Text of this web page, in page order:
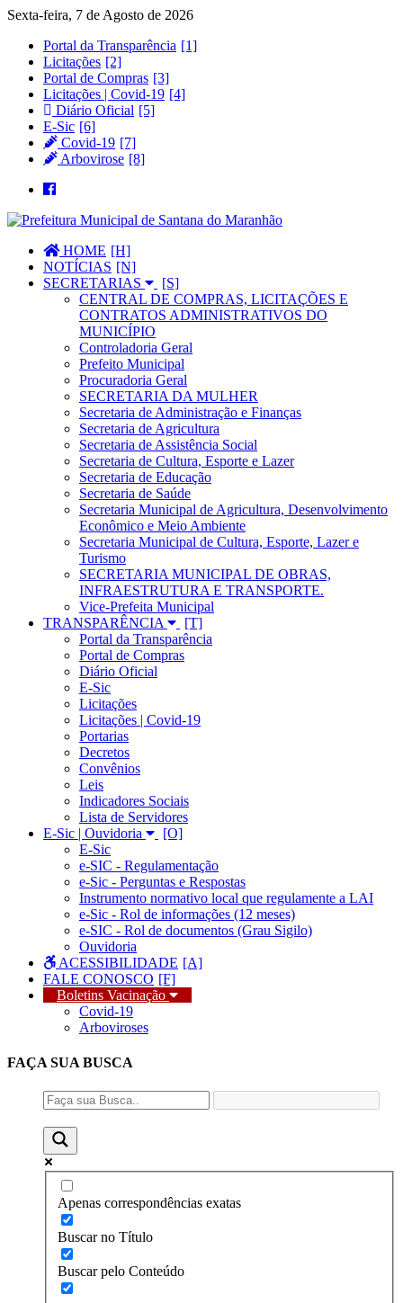
Sexta-feira, 7 de Agosto de 2026
Portal da Transparência
Licitações
Portal de Compras
Licitações | Covid-19
Diário Oficial
E-Sic
Covid-19
Arbovirose
HOME
NOTÍCIAS
SECRETARIAS
CENTRAL DE COMPRAS, LICITAÇÕES E
CONTRATOS ADMINISTRATIVOS DO
MUNICÍPIO
Controladoria Geral
Prefeito Municipal
Procuradoria Geral
SECRETARIA DA MULHER
Secretaria de Administração e Finanças
Secretaria de Agricultura
Secretaria de Assistência Social
Secretaria de Cultura, Esporte e Lazer
Secretaria de Educação
Secretaria de Saúde
Secretaria Municipal de Agricultura, Desenvolvimento
Econômico e Meio Ambiente
Secretaria Municipal de Cultura, Esporte, Lazer e
Turismo
SECRETARIA MUNICIPAL DE OBRAS,
INFRAESTRUTURA E TRANSPORTE.
Vice-Prefeita Municipal
TRANSPARÊNCIA
Portal da Transparência
Portal de Compras
Diário Oficial
E-Sic
Licitações
Licitações | Covid-19
Portarias
Decretos
Convênios
Leis
Indicadores Sociais
Lista de Servidores
E-Sic | Ouvidoria
E-Sic
e-SIC - Regulamentação
e-Sic - Perguntas e Respostas
Instrumento normativo local que regulamente a LAI
e-Sic - Rol de informações (12 meses)
e-SIC - Rol de documentos (Grau Sigilo)
Ouvidoria
ACESSIBILIDADE
FALE CONOSCO
Boletins Vacinação
Covid-19
Arboviroses
FAÇA SUA BUSCA
Apenas correspondências exatas
Buscar no Título
Buscar pelo Conteúdo